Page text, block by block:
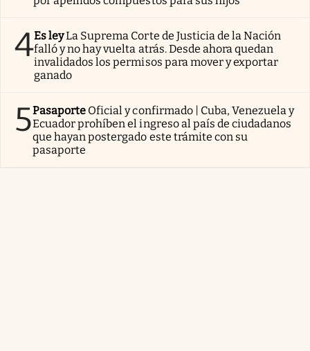
4Es leyLa Suprema Corte de Justicia de la Nación
falló y no hay vuelta atrás. Desde ahora quedan
invalidados los permisos para mover y exportar
ganado
5Pasaporte Oficial y confirmado | Cuba, Venezuela y
Ecuador prohíben el ingreso al país de ciudadanos
que hayan postergado este trámite con su
pasaporte